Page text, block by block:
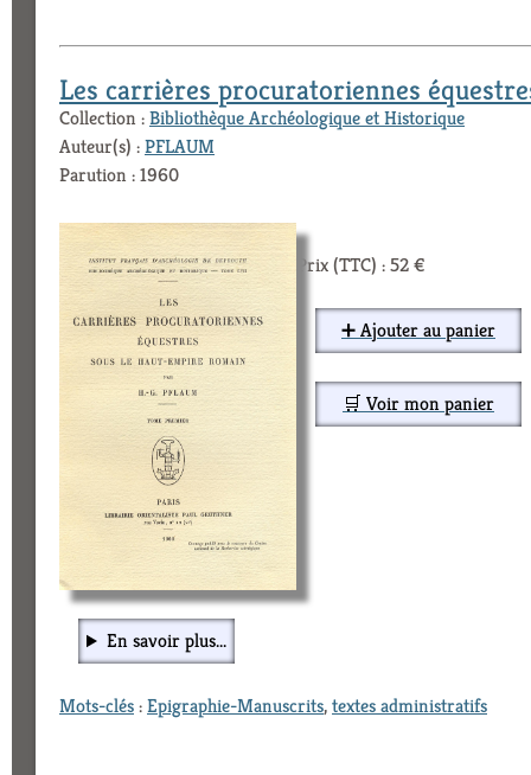
Les carrières procuratoriennes
Collection :Bibliothèque Archéologique et Historique
Auteur(s) :PFLAUM
Parution : 1960
Prix (TTC) : 52 €
➕ Ajouter au panier
🛒 Voir mon panier
En savoir plus...
Mots-clés:Epigraphie-Manuscrits,textes administratifs